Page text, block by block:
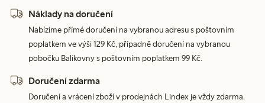
Náklady na doručení
Nabízíme přímé doručení na vybranou adresu s poštovním
poplatkem ve výši 129 Kč, případně doručení na vybranou
pobočku Balíkovny s poštovním poplatkem 99 Kč.
Doručení zdarma
Doručení a vrácení zboží v prodejnách Lindex je vždy zdarma.